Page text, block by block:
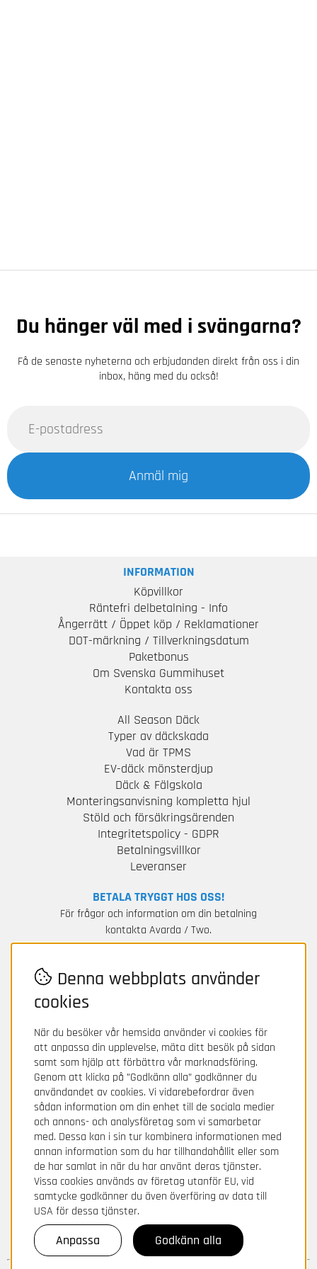
Du hänger väl med i svängarna?
Få de senaste nyheterna och erbjudanden direkt från oss i din
inbox, häng med du också!
Anmäl mig
INFORMATION
Köpvillkor
Räntefri delbetalning - Info
Ångerrätt / Öppet köp / Reklamationer
DOT-märkning / Tillverkningsdatum
Paketbonus
Om Svenska Gummihuset
Kontakta oss
All Season Däck
Typer av däckskada
Vad är TPMS
EV-däck mönsterdjup
Däck & Fälgskola
Monteringsanvisning kompletta hjul
Stöld och försäkringsärenden
Integritetspolicy - GDPR
Betalningsvillkor
Leveranser
BETALA TRYGGT HOS OSS!
För frågor och information om din betalning
kontakta Avarda / Two.
Denna webbplats använder
cookies
När du besöker vår hemsida använder vi cookies för
att anpassa din upplevelse, mäta ditt besök på sidan
samt som hjälp att förbättra vår marknadsföring.
Genom att klicka på ”Godkänn alla” godkänner du
användandet av cookies. Vi vidarebefordrar även
sådan information om din enhet till de sociala medier
och annons- och analysföretag som vi samarbetar
med. Dessa kan i sin tur kombinera informationen med
annan information som du har tillhandahållit eller som
de har samlat in när du har använt deras tjänster.
Vissa cookies används av företag utanför EU, vid
samtycke godkänner du även överföring av data till
USA för dessa tjänster.
Anpassa Godkänn alla